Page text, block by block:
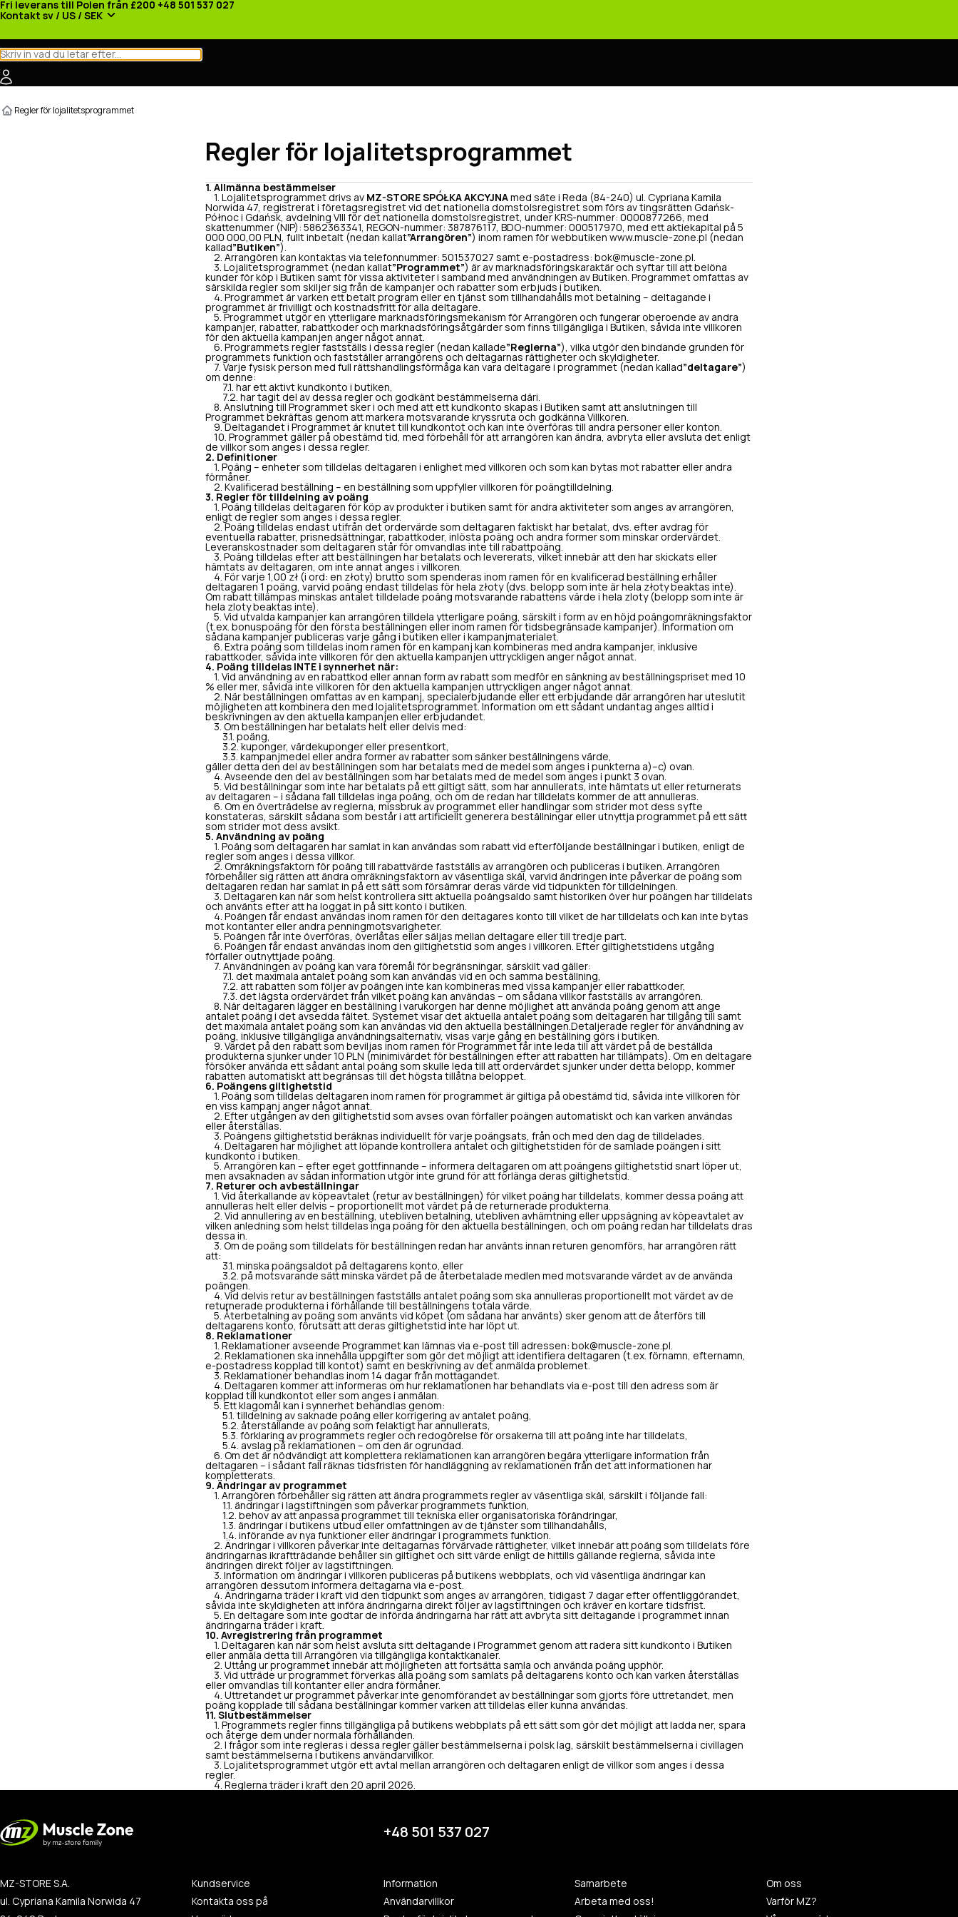
Fri leverans till Polen från £200 +48 501 537 027
Kontakt sv / US / SEK
Regler för lojalitetsprogrammet
Regler för lojalitetsprogrammet
1. Allmänna bestämmelser
1. Lojalitetsprogrammet drivs av MZ-STORE SPÓŁKA AKCYJNA med säte i Reda (84-240) ul. Cypriana Kamila
Norwida 47, registrerat i företagsregistret vid det nationella domstolsregistret som förs av tingsrätten Gdańsk-
Północ i Gdańsk, avdelning VIII för det nationella domstolsregistret, under KRS-nummer: 0000877266, med
skattenummer (NIP): 5862363341, REGON-nummer: 387876117, BDO-nummer: 000517970, med ett aktiekapital på 5
000 000,00 PLN, fullt inbetalt (nedan kallat”Arrangören”) inom ramen för webbutiken www.muscle-zone.pl (nedan
kallad ”Butiken”).
2. Arrangören kan kontaktas via telefonnummer: 501537027 samt e-postadress: bok@muscle-zone.pl.
3. Lojalitetsprogrammet (nedan kallat”Programmet”) är av marknadsföringskaraktär och syftar till att belöna
kunder för köp i Butiken samt för vissa aktiviteter i samband med användningen av Butiken. Programmet omfattas av
särskilda regler som skiljer sig från de kampanjer och rabatter som erbjuds i butiken.
4. Programmet är varken ett betalt program eller en tjänst som tillhandahålls mot betalning – deltagande i
programmet är frivilligt och kostnadsfritt för alla deltagare.
5. Programmet utgör en ytterligare marknadsföringsmekanism för Arrangören och fungerar oberoende av andra
kampanjer, rabatter, rabattkoder och marknadsföringsåtgärder som finns tillgängliga i Butiken, såvida inte villkoren
för den aktuella kampanjen anger något annat.
6. Programmets regler fastställs i dessa regler (nedan kallade”Reglerna”), vilka utgör den bindande grunden för
programmets funktion och fastställer arrangörens och deltagarnas rättigheter och skyldigheter.
7. Varje fysisk person med full rättshandlingsförmåga kan vara deltagare i programmet (nedan kallad ”deltagare”)
om denne:
7.1. har ett aktivt kundkonto i butiken,
7.2. har tagit del av dessa regler och godkänt bestämmelserna däri.
8. Anslutning till Programmet sker i och med att ett kundkonto skapas i Butiken samt att anslutningen till
Programmet bekräftas genom att markera motsvarande kryssruta och godkänna Villkoren.
9. Deltagandet i Programmet är knutet till kundkontot och kan inte överföras till andra personer eller konton.
10. Programmet gäller på obestämd tid, med förbehåll för att arrangören kan ändra, avbryta eller avsluta det enligt
de villkor som anges i dessa regler.
2. Definitioner
1. Poäng – enheter som tilldelas deltagaren i enlighet med villkoren och som kan bytas mot rabatter eller andra
förmåner.
2. Kvalificerad beställning – en beställning som uppfyller villkoren för poängtilldelning.
3. Regler för tilldelning av poäng
1. Poäng tilldelas deltagaren för köp av produkter i butiken samt för andra aktiviteter som anges av arrangören,
enligt de regler som anges i dessa regler.
2. Poäng tilldelas endast utifrån det ordervärde som deltagaren faktiskt har betalat, dvs. efter avdrag för
eventuella rabatter, prisnedsättningar, rabattkoder, inlösta poäng och andra former som minskar ordervärdet.
Leveranskostnader som deltagaren står för omvandlas inte till rabattpoäng.
3. Poäng tilldelas efter att beställningen har betalats och levererats, vilket innebär att den har skickats eller
hämtats av deltagaren, om inte annat anges i villkoren.
4. För varje 1,00 zł (i ord: en złoty) brutto som spenderas inom ramen för en kvalificerad beställning erhåller
deltagaren 1 poäng, varvid poäng endast tilldelas för hela złoty (dvs. belopp som inte är hela złoty beaktas inte).
Om rabatt tillämpas minskas antalet tilldelade poäng motsvarande rabattens värde i hela zloty (belopp som inte är
hela zloty beaktas inte).
5. Vid utvalda kampanjer kan arrangören tilldela ytterligare poäng, särskilt i form av en höjd poängomräkningsfaktor
(t.ex. bonuspoäng för den första beställningen eller inom ramen för tidsbegränsade kampanjer). Information om
sådana kampanjer publiceras varje gång i butiken eller i kampanjmaterialet.
6. Extra poäng som tilldelas inom ramen för en kampanj kan kombineras med andra kampanjer, inklusive
rabattkoder, såvida inte villkoren för den aktuella kampanjen uttryckligen anger något annat.
4. Poäng tilldelas INTE i synnerhet när:
1. Vid användning av en rabattkod eller annan form av rabatt som medför en sänkning av beställningspriset med 10
% eller mer, såvida inte villkoren för den aktuella kampanjen uttryckligen anger något annat.
2. När beställningen omfattas av en kampanj, specialerbjudande eller ett erbjudande där arrangören har uteslutit
möjligheten att kombinera den med lojalitetsprogrammet. Information om ett sådant undantag anges alltid i
beskrivningen av den aktuella kampanjen eller erbjudandet.
3. Om beställningen har betalats helt eller delvis med:
3.1. poäng,
3.2. kuponger, värdekuponger eller presentkort,
3.3. kampanjmedel eller andra former av rabatter som sänker beställningens värde,
gäller detta den del av beställningen som har betalats med de medel som anges i punkterna a)–c) ovan.
4. Avseende den del av beställningen som har betalats med de medel som anges i punkt 3 ovan.
5. Vid beställningar som inte har betalats på ett giltigt sätt, som har annullerats, inte hämtats ut eller returnerats
av deltagaren – i sådana fall tilldelas inga poäng, och om de redan har tilldelats kommer de att annulleras.
6. Om en överträdelse av reglerna, missbruk av programmet eller handlingar som strider mot dess syfte
konstateras, särskilt sådana som består i att artificiellt generera beställningar eller utnyttja programmet på ett sätt
som strider mot dess avsikt.
5. Användning av poäng
1. Poäng som deltagaren har samlat in kan användas som rabatt vid efterföljande beställningar i butiken, enligt de
regler som anges i dessa villkor.
2. Omräkningsfaktorn för poäng till rabattvärde fastställs av arrangören och publiceras i butiken. Arrangören
förbehåller sig rätten att ändra omräkningsfaktorn av väsentliga skäl, varvid ändringen inte påverkar de poäng som
deltagaren redan har samlat in på ett sätt som försämrar deras värde vid tidpunkten för tilldelningen.
3. Deltagaren kan när som helst kontrollera sitt aktuella poängsaldo samt historiken över hur poängen har tilldelats
och använts efter att ha loggat in på sitt konto i butiken.
4. Poängen får endast användas inom ramen för den deltagares konto till vilket de har tilldelats och kan inte bytas
mot kontanter eller andra penningmotsvarigheter.
5. Poängen får inte överföras, överlåtas eller säljas mellan deltagare eller till tredje part.
6. Poängen får endast användas inom den giltighetstid som anges i villkoren. Efter giltighetstidens utgång
förfaller outnyttjade poäng.
7. Användningen av poäng kan vara föremål för begränsningar, särskilt vad gäller:
7.1. det maximala antalet poäng som kan användas vid en och samma beställning,
7.2. att rabatten som följer av poängen inte kan kombineras med vissa kampanjer eller rabattkoder,
7.3. det lägsta ordervärdet från vilket poäng kan användas – om sådana villkor fastställs av arrangören.
8. När deltagaren lägger en beställning i varukorgen har denne möjlighet att använda poäng genom att ange
antalet poäng i det avsedda fältet. Systemet visar det aktuella antalet poäng som deltagaren har tillgång till samt
det maximala antalet poäng som kan användas vid den aktuella beställningen.Detaljerade regler för användning av
poäng, inklusive tillgängliga användningsalternativ, visas varje gång en beställning görs i butiken.
9. Värdet på den rabatt som beviljas inom ramen för Programmet får inte leda till att värdet på de beställda
produkterna sjunker under 10 PLN (minimivärdet för beställningen efter att rabatten har tillämpats). Om en deltagare
försöker använda ett sådant antal poäng som skulle leda till att ordervärdet sjunker under detta belopp, kommer
rabatten automatiskt att begränsas till det högsta tillåtna beloppet.
6. Poängens giltighetstid
1. Poäng som tilldelas deltagaren inom ramen för programmet är giltiga på obestämd tid, såvida inte villkoren för
en viss kampanj anger något annat.
2. Efter utgången av den giltighetstid som avses ovan förfaller poängen automatiskt och kan varken användas
eller återställas.
3. Poängens giltighetstid beräknas individuellt för varje poängsats, från och med den dag de tilldelades.
4. Deltagaren har möjlighet att löpande kontrollera antalet och giltighetstiden för de samlade poängen i sitt
kundkonto i butiken.
5. Arrangören kan – efter eget gottfinnande – informera deltagaren om att poängens giltighetstid snart löper ut,
men avsaknaden av sådan information utgör inte grund för att förlänga deras giltighetstid.
7. Returer och avbeställningar
1. Vid återkallande av köpeavtalet (retur av beställningen) för vilket poäng har tilldelats, kommer dessa poäng att
annulleras helt eller delvis – proportionellt mot värdet på de returnerade produkterna.
2. Vid annullering av en beställning, utebliven betalning, utebliven avhämtning eller uppsägning av köpeavtalet av
vilken anledning som helst tilldelas inga poäng för den aktuella beställningen, och om poäng redan har tilldelats dras
dessa in.
3. Om de poäng som tilldelats för beställningen redan har använts innan returen genomförs, har arrangören rätt
att:
3.1. minska poängsaldot på deltagarens konto, eller
3.2. på motsvarande sätt minska värdet på de återbetalade medlen med motsvarande värdet av de använda
poängen.
4. Vid delvis retur av beställningen fastställs antalet poäng som ska annulleras proportionellt mot värdet av de
returnerade produkterna i förhållande till beställningens totala värde.
5. Återbetalning av poäng som använts vid köpet (om sådana har använts) sker genom att de återförs till
deltagarens konto, förutsatt att deras giltighetstid inte har löpt ut.
8. Reklamationer
1. Reklamationer avseende Programmet kan lämnas via e-post till adressen: bok@muscle-zone.pl.
2. Reklamationen ska innehålla uppgifter som gör det möjligt att identifiera deltagaren (t.ex. förnamn, efternamn,
e-postadress kopplad till kontot) samt en beskrivning av det anmälda problemet.
3. Reklamationer behandlas inom 14 dagar från mottagandet.
4. Deltagaren kommer att informeras om hur reklamationen har behandlats via e-post till den adress som är
kopplad till kundkontot eller som anges i anmälan.
5. Ett klagomål kan i synnerhet behandlas genom:
5.1. tilldelning av saknade poäng eller korrigering av antalet poäng,
5.2. återställande av poäng som felaktigt har annullerats,
5.3. förklaring av programmets regler och redogörelse för orsakerna till att poäng inte har tilldelats,
5.4. avslag på reklamationen – om den är ogrundad.
6. Om det är nödvändigt att komplettera reklamationen kan arrangören begära ytterligare information från
deltagaren – i sådant fall räknas tidsfristen för handläggning av reklamationen från det att informationen har
kompletterats.
9. Ändringar av programmet
1. Arrangören förbehåller sig rätten att ändra programmets regler av väsentliga skäl, särskilt i följande fall:
1.1. ändringar i lagstiftningen som påverkar programmets funktion,
1.2. behov av att anpassa programmet till tekniska eller organisatoriska förändringar,
1.3. ändringar i butikens utbud eller omfattningen av de tjänster som tillhandahålls,
1.4. införande av nya funktioner eller ändringar i programmets funktion.
2. Ändringar i villkoren påverkar inte deltagarnas förvärvade rättigheter, vilket innebär att poäng som tilldelats före
ändringarnas ikraftträdande behåller sin giltighet och sitt värde enligt de hittills gällande reglerna, såvida inte
ändringen direkt följer av lagstiftningen.
3. Information om ändringar i villkoren publiceras på butikens webbplats, och vid väsentliga ändringar kan
arrangören dessutom informera deltagarna via e-post.
4. Ändringarna träder i kraft vid den tidpunkt som anges av arrangören, tidigast 7 dagar efter offentliggörandet,
såvida inte skyldigheten att införa ändringarna direkt följer av lagstiftningen och kräver en kortare tidsfrist.
5. En deltagare som inte godtar de införda ändringarna har rätt att avbryta sitt deltagande i programmet innan
ändringarna träder i kraft.
10. Avregistrering från programmet
1. Deltagaren kan när som helst avsluta sitt deltagande i Programmet genom att radera sitt kundkonto i Butiken
eller anmäla detta till Arrangören via tillgängliga kontaktkanaler.
2. Uttång ur programmet innebär att möjligheten att fortsätta samla och använda poäng upphör.
3. Vid utträde ur programmet förverkas alla poäng som samlats på deltagarens konto och kan varken återställas
eller omvandlas till kontanter eller andra förmåner.
4. Uttretandet ur programmet påverkar inte genomförandet av beställningar som gjorts före uttretandet, men
poäng kopplade till sådana beställningar kommer varken att tilldelas eller kunna användas.
11. Slutbestämmelser
1. Programmets regler finns tillgängliga på butikens webbplats på ett sätt som gör det möjligt att ladda ner, spara
och återge dem under normala förhållanden.
2. I frågor som inte regleras i dessa regler gäller bestämmelserna i polsk lag, särskilt bestämmelserna i civillagen
samt bestämmelserna i butikens användarvillkor.
3. Lojalitetsprogrammet utgör ett avtal mellan arrangören och deltagaren enligt de villkor som anges i dessa
regler.
4. Reglerna träder i kraft den 20 april 2026.
+48 501 537 027
MZ-STORE S.A.
ul. Cypriana Kamila Norwida 47
Kundservice
Kontakta oss på
Information
Användarvillkor
Samarbete
Arbeta med oss!
Om oss
Varför MZ?